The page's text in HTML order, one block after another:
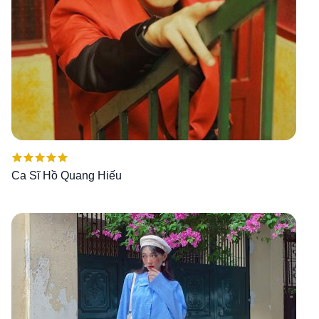
Ca Sĩ Hồ Quang Hiếu
Được xếp